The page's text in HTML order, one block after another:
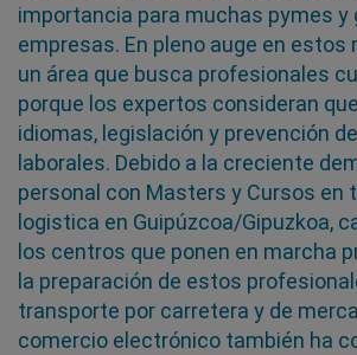
importancia para muchas pymes y
empresas. En pleno auge en estos
un área que busca profesionales
porque los expertos consideran
idiomas, legislación y prevención
laborales. Debido a la creciente
personal con Masters y Cursos en
logistica en Guipúzcoa/Gipuzkoa,
los centros que ponen en marcha
la preparación de estos
transporte por carretera y de
comercio electrónico también ha